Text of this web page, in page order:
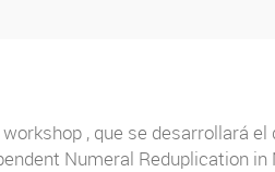
, que se desarrollará
Numeral Reduplication